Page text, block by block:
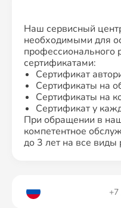
Наш сервисный
необходимыми для
профессионального
сертификатами:
Сертификат
Сертификаты на
Сертификаты на
Сертификат у
При обращении в
компетентное
до 3 лет на все